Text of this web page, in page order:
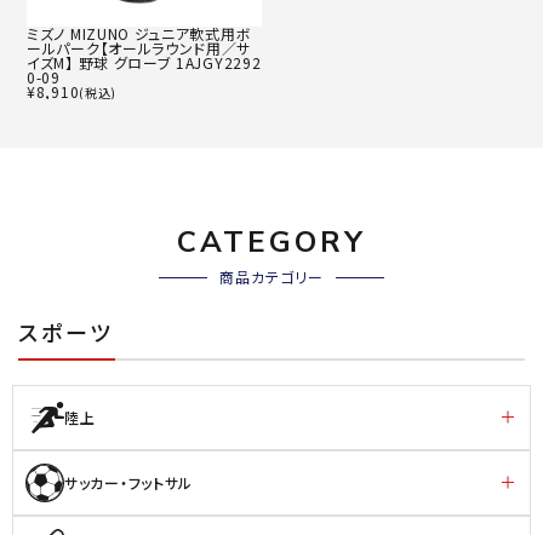
ミズノ MIZUNO ジュニア軟式用ボ
ールパーク【オールラウンド用／サ
イズM】 野球 グローブ 1AJGY2292
0-09
¥8,910(税込)
CATEGORY
商品カテゴリー
スポーツ
陸上
サッカー・フットサル